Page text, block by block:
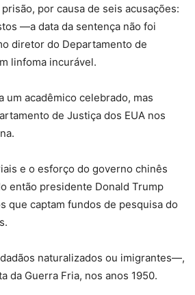
por causa de seis acusações:
—a data da sentença não foi
diretor do Departamento de
linfoma incurável.
acadêmico celebrado, mas
de Justiça dos EUA nos
e o esforço do governo chinês
então presidente Donald Trump
que captam fundos de pesquisa do
naturalizados ou imigrantes—,
da Guerra Fria, nos anos 1950.